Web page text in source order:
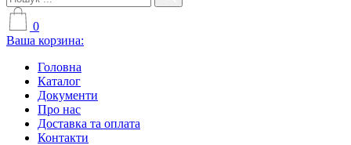
0
Ваша корзина:
Головна
Каталог
Документи
Про нас
Доставка та оплата
Контакти